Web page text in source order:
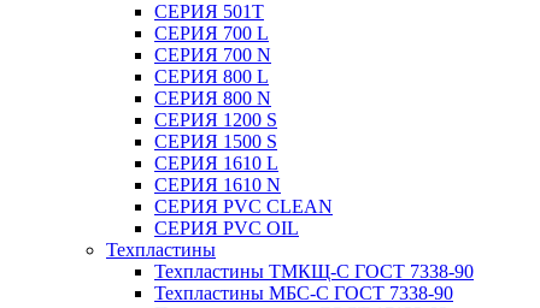
СЕРИЯ 501T
СЕРИЯ 700 L
СЕРИЯ 700 N
СЕРИЯ 800 L
СЕРИЯ 800 N
СЕРИЯ 1200 S
СЕРИЯ 1500 S
СЕРИЯ 1610 L
СЕРИЯ 1610 N
СЕРИЯ PVC CLEAN
СЕРИЯ PVC OIL
Техпластины
Техпластины ТМКЩ-С ГОСТ 7338-90
Техпластины МБС-С ГОСТ 7338-90